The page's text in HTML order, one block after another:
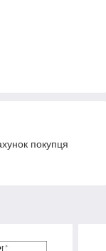
покупця